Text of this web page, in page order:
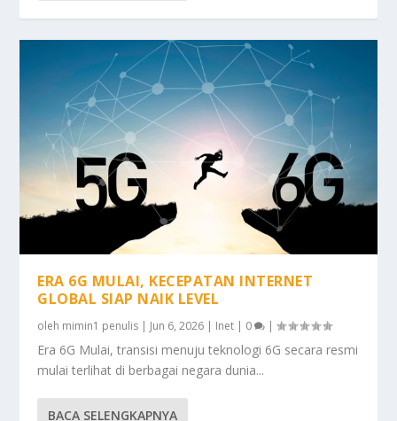
ERA 6G MULAI, KECEPATAN INTERNET
GLOBAL SIAP NAIK LEVEL
oleh mimin1 penulis | Jun 6, 2026 | Inet | 0 |
Era 6G Mulai, transisi menuju teknologi 6G secara resmi
mulai terlihat di berbagai negara dunia...
BACA SELENGKAPNYA